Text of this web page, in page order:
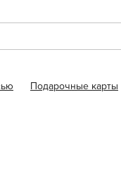
Подарочные карты